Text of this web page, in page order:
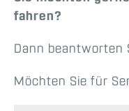
fahren?
Dann beantworten
Möchten Sie für